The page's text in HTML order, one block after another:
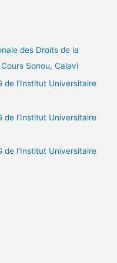
des Droits de la
Sonou, Calavi
de l’Institut Universitaire
de l’Institut Universitaire
de l’Institut Universitaire